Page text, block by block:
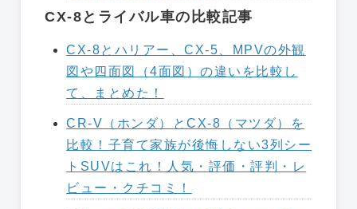
CX-8とライバル車の比較記事
CX-8とハリアー、CX-5、MPVの外観
図や四面図（4面図）の違いを比較し
て、まとめた！
CR-V（ホンダ）とCX-8（マツダ）を
比較！子育て家族が後悔しない3列シー
トSUVはこれ！人気・評価・評判・レ
ビュー・クチコミ！